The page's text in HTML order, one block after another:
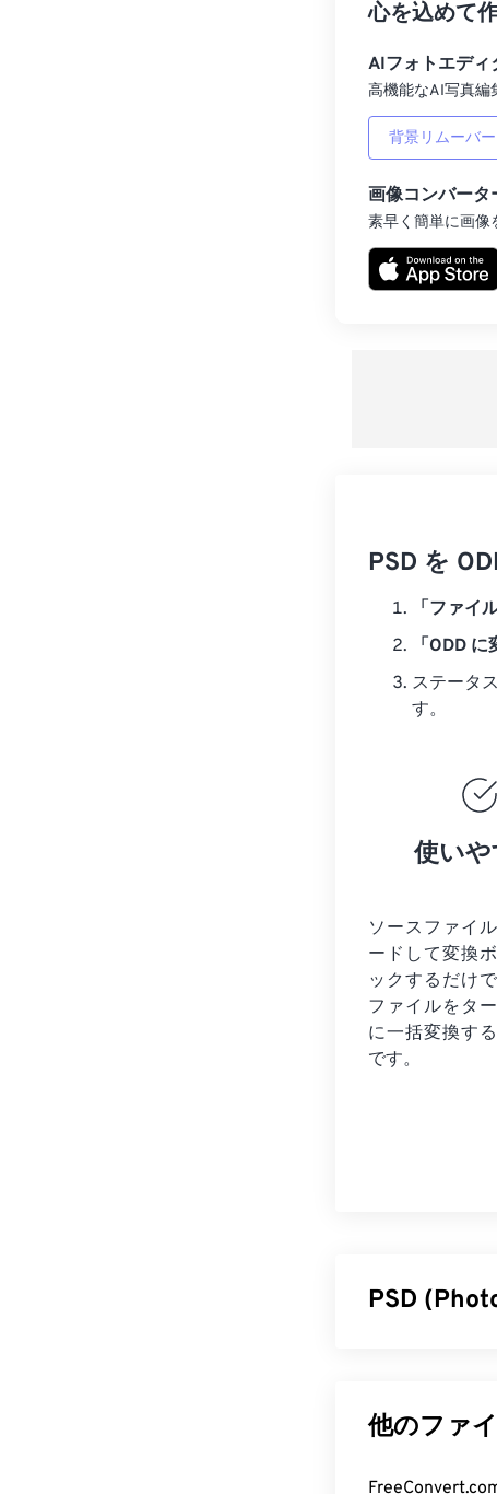
心を込めて
AIフォトエディ
高機能なAI写真編
背景リムーバー
画像コンバータ
素早く簡単に画像
PSD を
「ファイ
「ODD に
ステータ
す。
使い
ソースファイ
ードして変換
ックするだけで
ファイルを タ
に一括変換す
です。
PSD
ヤー、 ベクター
保存できます
他のファ